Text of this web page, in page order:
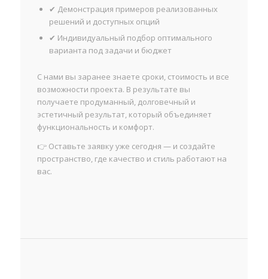
✔ Демонстрация примеров реализованных
решений и доступных опций
✔ Индивидуальный подбор оптимального
варианта под задачи и бюджет
С нами вы заранее знаете сроки, стоимость и все
возможности проекта. В результате вы
получаете продуманный, долговечный и
эстетичный результат, который объединяет
функциональность и комфорт.
👉 Оставьте заявку уже сегодня — и создайте
пространство, где качество и стиль работают на
вас.